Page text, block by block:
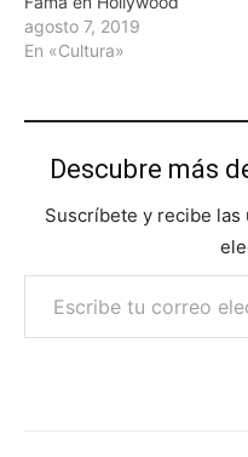
agosto 7, 2019
En «Cultura»
Descubre más
Suscríbete y recibe
Escribe tu correo electrónico…